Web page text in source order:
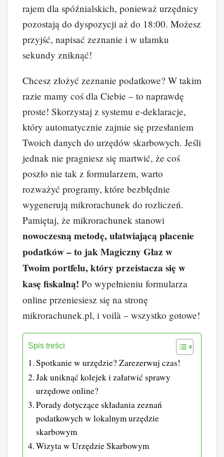
rajem dla spóźnialskich, ponieważ urzędnicy
pozostają do dyspozycji aż do 18:00. Możesz
przyjść, napisać zeznanie i w ułamku
sekundy zniknąć!
Chcesz złożyć zeznanie podatkowe? W takim
razie mamy coś dla Ciebie – to naprawdę
proste! Skorzystaj z systemu e-deklaracje,
który automatycznie zajmie się przesłaniem
Twoich danych do urzędów skarbowych. Jeśli
jednak nie pragniesz się martwić, że coś
poszło nie tak z formularzem, warto
rozważyć programy, które bezbłędnie
wygenerują mikrorachunek do rozliczeń.
Pamiętaj, że mikrorachunek stanowi
nowoczesną metodę, ułatwiającą płacenie
podatków – to jak Magiczny Głaz w
Twoim portfelu, który przeistacza się w
kasę fiskalną! Po wypełnieniu formularza
online przeniesiesz się na stronę
mikrorachunek.pl, i voilà – wszystko gotowe!
Spis treści
Spotkanie w urzędzie? Zarezerwuj czas!
Jak uniknąć kolejek i załatwić sprawy
urzędowe online?
Porady dotyczące składania zeznań
podatkowych w lokalnym urzędzie
skarbowym
Wizyta w Urzędzie Skarbowym